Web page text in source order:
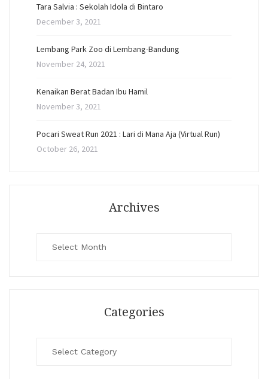
Tara Salvia : Sekolah Idola di Bintaro
December 3, 2021
Lembang Park Zoo di Lembang-Bandung
November 24, 2021
Kenaikan Berat Badan Ibu Hamil
November 3, 2021
Pocari Sweat Run 2021 : Lari di Mana Aja (Virtual Run)
October 26, 2021
Archives
Categories